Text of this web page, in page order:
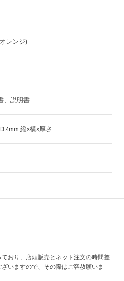
レンジ)
、説明書
縦×横×厚さ
おり、店頭販売とネット注文の時間差
いますので、その際はご容赦願いま